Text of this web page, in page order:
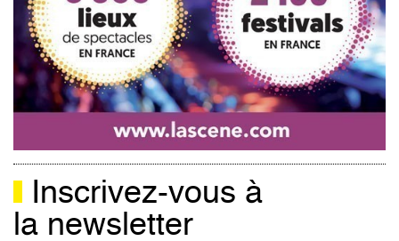
Inscrivez-vous à
la newsletter